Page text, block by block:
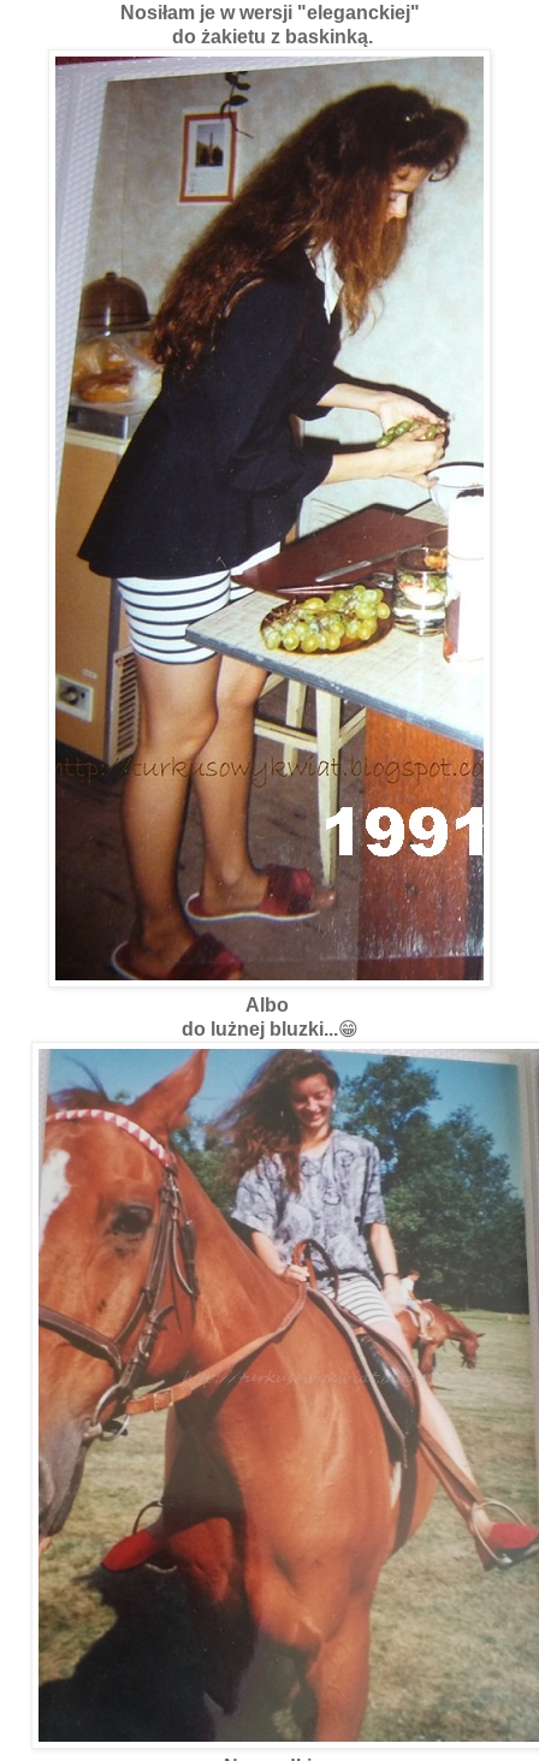
Nosiłam je w wersji "eleganckiej"
do żakietu z baskinką.
Albo
do lużnej bluzki...😁